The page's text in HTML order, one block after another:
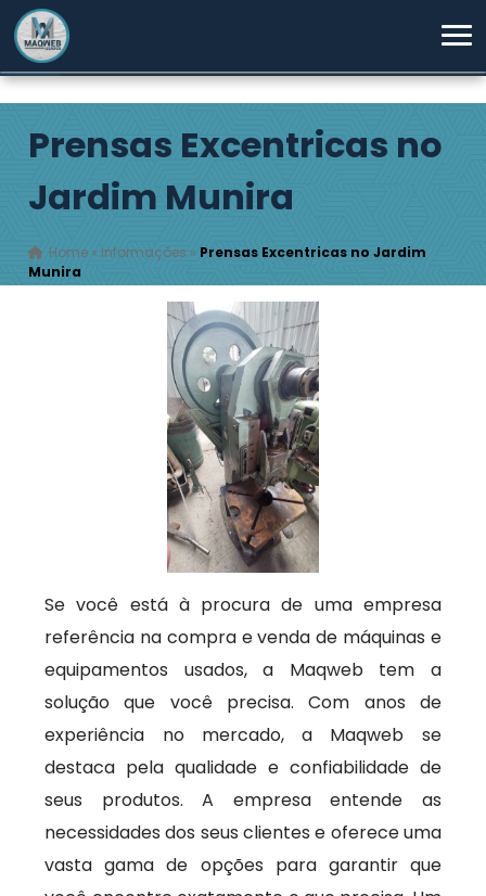
Prensas Excentricas no
Jardim Munira
Home » Informações » Prensas Excentricas no Jardim
Munira
Se você está à procura de uma empresa
referência na compra e venda de máquinas e
equipamentos usados, a Maqweb tem a
solução que você precisa. Com anos de
experiência no mercado, a Maqweb se
destaca pela qualidade e confiabilidade de
seus produtos. A empresa entende as
necessidades dos seus clientes e oferece uma
vasta gama de opções para garantir que